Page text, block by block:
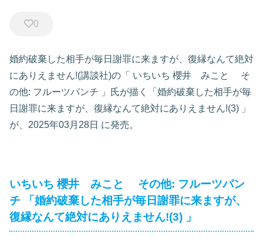
0
婚約破棄した相手が毎日謝罪に来ますが、復縁なんて絶対
にありえません!(講談社)の「
いちいち 櫻井 みこと
そ
の他: フルーツパンチ
」氏が描く「婚約破棄した相手が毎
日謝罪に来ますが、復縁なんて絶対にありえません!(3) 」
が、2025年03月28日 に発売。
いちいち 櫻井 みこと その他: フルーツパン
チ
「婚約破棄した相手が毎日謝罪に来ますが、
復縁なんて絶対にありえません!(3) 」